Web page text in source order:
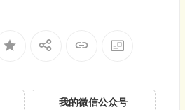
我的微信公众号